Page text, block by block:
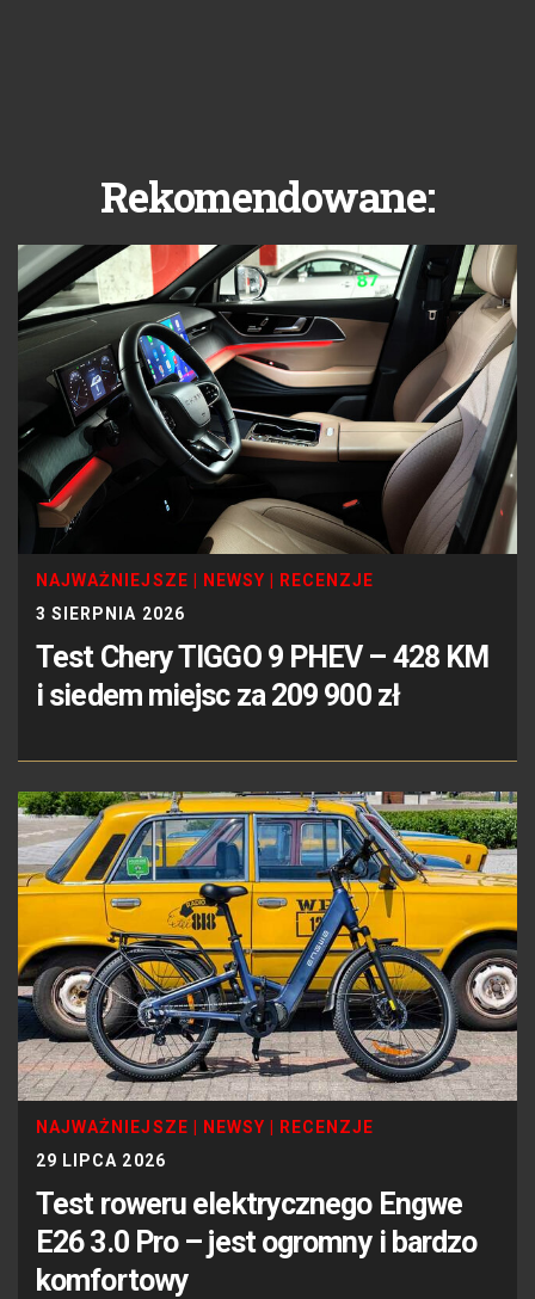
Rekomendowane:
NAJWAŻNIEJSZE NEWSY
RECENZJE
3 SIERPNIA 2026
Test Chery TIGGO 9 PHEV – 428 KM
i siedem miejsc za 209 900 zł
NAJWAŻNIEJSZE NEWSY
RECENZJE
29 LIPCA 2026
Test roweru elektrycznego Engwe
E26 3.0 Pro – jest ogromny i bardzo
komfortowy